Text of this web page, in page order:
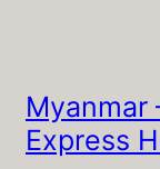
Myanmar
Express